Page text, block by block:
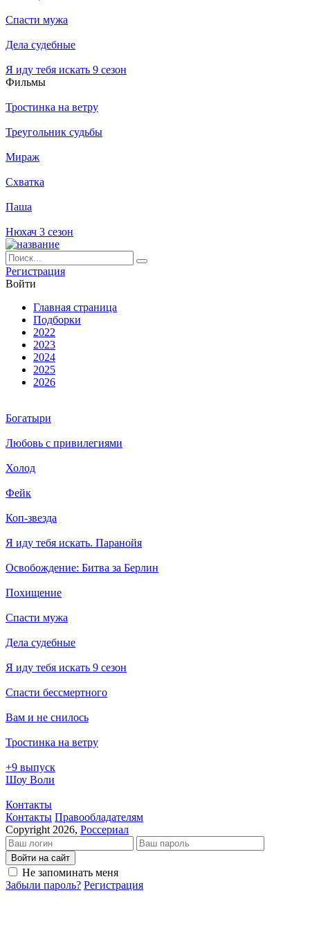
Спасти мужа
Дела судебные
Я иду тебя искать 9 сезон
Филь­мы
Тростинка на ветру
Треугольник судьбы
Мираж
Схватка
Паша
Нюхач 3 сезон
Ре­ги­ст­ра­ция
Вой­ти
Глав­ная стра­ни­ца
Подборки
2022
2023
2024
2025
2026
Богатыри
Любовь с привилегиями
Холод
Фейк
Коп-звезда
Я иду тебя искать. Паранойя
Освобождение: Битва за Берлин
Похищение
Спасти мужа
Дела судебные
Я иду тебя искать 9 сезон
Спасти бессмертного
Вам и не снилось
Тростинка на ветру
+9 выпуск
Шоу Воли
Контакты
Кон­так­ты Пра­во­об­ла­да­те­лям
Copyright 2026, Россериал
Войти на сайт
Не запоминать меня
Забыли пароль? Регистрация